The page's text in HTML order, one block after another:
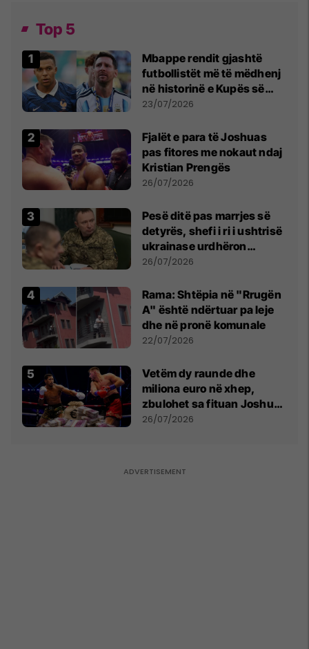
Top 5
Mbappe rendit gjashtë
futbollistët më të mëdhenj
në historinë e Kupës së
Botës, Messi mbetet i dyti
23/07/2026
Fjalët e para të Joshuas
pas fitores me nokaut ndaj
Kristian Prengës
26/07/2026
Pesë ditë pas marrjes së
detyrës, shefi i ri i ushtrisë
ukrainase urdhëron
kontroll të madh
26/07/2026
Rama: Shtëpia në "Rrugën
A" është ndërtuar pa leje
dhe në pronë komunale
22/07/2026
Vetëm dy raunde dhe
miliona euro në xhep,
zbulohet sa fituan Joshua
e Prenga
26/07/2026